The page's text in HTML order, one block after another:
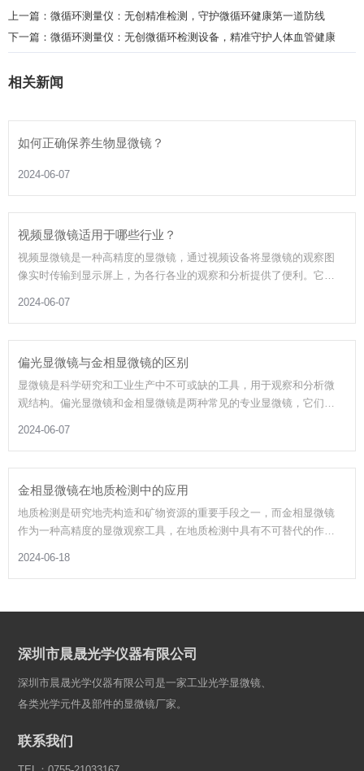
上一篇： 微循环测量仪：无创精准检测，守护微循环健康第一道防线
下一篇： 微循环测量仪：无创微循环检测设备，精准守护人体血管健康
相关新闻
如何正确保养生物显微镜？
2024-06-07
视频显微镜适用于哪些行业？
视频显微镜是一种高精度的显微镜，通过视频设备将显微镜的观察图
像实时传输到显示屏上，为各行各业的观察和分析提供了便利。它在
2024-06-07
偏光显微镜与金相显微镜的区别
显微镜是科学研究和工业生产中不可或缺的工具，用于观察和分析微
观结构。偏光显微镜和金相显微镜是两种常见的专业显微镜，它们在
2024-06-07
金相显微镜在地质检测中的应用
地质检测是研究地壳构造和矿物资源的重要手段之一，而金相显微镜
作为一种高精度的显微观察工具，在地质检测中具有不可替代的作
2024-06-18
深圳市晨晟光学仪器有限公司
深圳市晨晟光学仪器有限公司是一家工业光学显微镜、
各类光学元件及部件的显微镜厂家。
联系我们